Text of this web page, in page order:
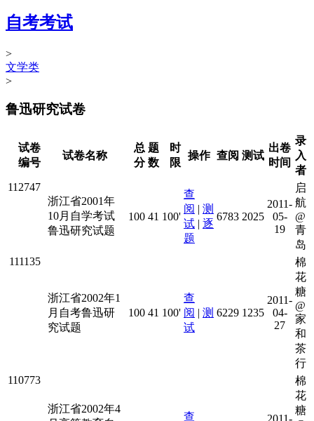
自考考试
>
文学类
>
鲁迅研究试卷
试卷
编号
试卷名称
总
分
题
数
时
限
操作 查阅 测试
出卷
时间
录
入
者
112747
浙江省2001年
10月自学考试
鲁迅研究试题
100 41 100'
查
阅 | 测
试 | 逐
题
6783 2025
2011-
05-
19
启
航
@
青
岛
111135
浙江省2002年1
月自考鲁迅研
究试题
100 41 100'
查
阅 | 测
试
6229 1235
2011-
04-
27
棉
花
糖
@
家
和
茶
行
110773
浙江省2002年4
查
棉
花
糖